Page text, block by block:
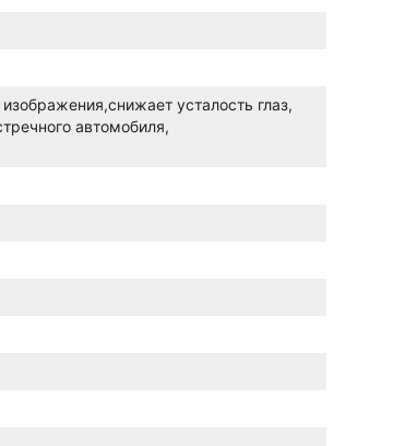
изображения,снижает усталость глаз,
автомобиля,